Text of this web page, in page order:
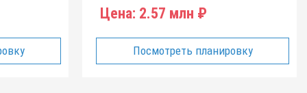
Цена: 2.57 млн ₽
Посмотреть планировку